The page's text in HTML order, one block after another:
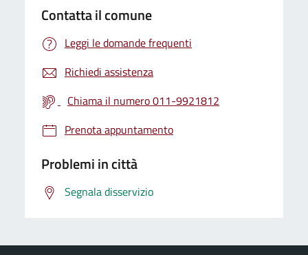
Contatta il comune
Leggi le domande frequenti
Richiedi assistenza
Chiama il numero 011-9921812
Prenota appuntamento
Problemi in città
Segnala disservizio